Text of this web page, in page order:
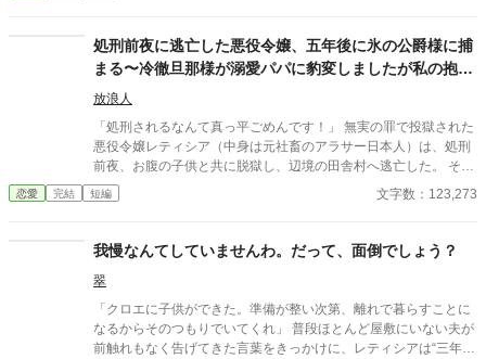
処刑前夜に逃亡した悪役令嬢、五年後に氷の公爵様に捕
まる〜冷徹旦那様が溺愛パパに豹変しましたが私の抱い
ている赤ちゃん実は人生２周目です〜
放浪人
「処刑されるなんて真っ平ごめんです！」 無実の罪で投獄された
悪役令嬢レティシア（中身は元社畜のアラサー日本人）は、処刑
前夜、お腹の子供と共に脱獄し、辺境の田舎村へ逃亡した。 それ
から五年。薬師として穏やかに暮らしていた彼女のもとに、かつ
て自分を冷遇し、処刑を命じた夫――「氷の公爵」アレクセイが
地面に頭を擦り付け、まさかの溺愛キャラに豹変していて！？
「愛しているレティシア！ 二度と離さない！」 「（顔が怖いです
公爵様……！）」 不器用すぎて顔が怖い旦那様の暴走する溺愛。
そして、二人の息子であるシオン（１歳）は、実は前世で魔王を
倒した「英雄」の生まれ変わりだった！ 「パパとママは僕が守る
（物理）」 最強の赤ちゃんが裏で暗躍し、聖女（自称）の陰謀
恋愛 完結 短編 文字数：123,273
我慢なんてしていませんわ。だって、面倒でしょう？
翠
「クロエに子供ができた。準備が整い次第、離れで暮らすことに
なるからそのつもりでいてくれ」 普段ほとんど屋敷にいない夫が
前触れもなく告げてきた言葉をきっかけに、レティシアは“三年